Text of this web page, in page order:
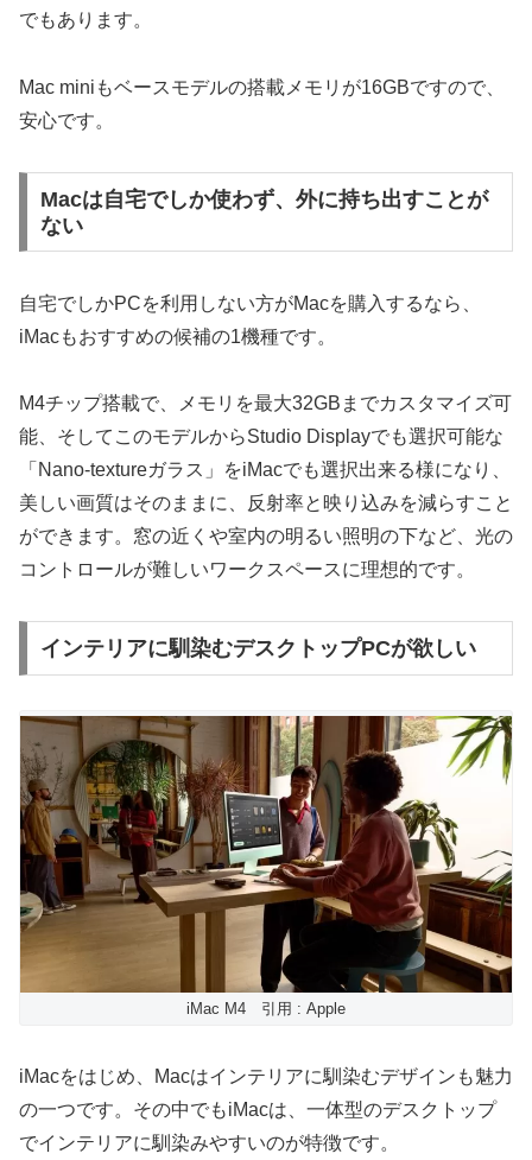
でもあります。
Mac miniもベースモデルの搭載メモリが16GBですので、
安心です。
Macは自宅でしか使わず、外に持ち出すことが
ない
自宅でしかPCを利用しない方がMacを購入するなら、
iMacもおすすめの候補の1機種です。
M4チップ搭載で、メモリを最大32GBまでカスタマイズ可
能、そしてこのモデルからStudio Displayでも選択可能な
「Nano-textureガラス」をiMacでも選択出来る様になり、
美しい画質はそのままに、反射率と映り込みを減らすこと
ができます。窓の近くや室内の明るい照明の下など、光の
コントロールが難しいワークスペースに理想的です。
インテリアに馴染むデスクトップPCが欲しい
iMac M4 引用 : Apple
iMacをはじめ、Macはインテリアに馴染むデザインも魅力
の一つです。その中でもiMacは、一体型のデスクトップ
でインテリアに馴染みやすいのが特徴です。